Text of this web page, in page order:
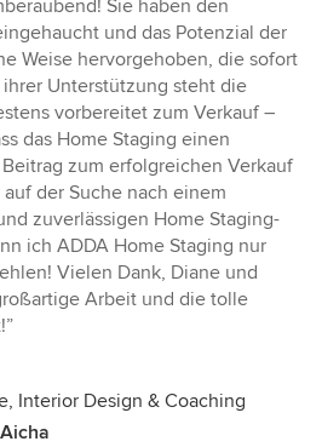
Sie haben den
und das Potenzial der
Weise hervorgehoben, die sofort
Unterstützung steht die
vorbereitet zum Verkauf –
das Home Staging einen
zum erfolgreichen Verkauf
der Suche nach einem
zuverlässigen Home Staging-
ich ADDA Home Staging nur
Vielen Dank, Diane und
Arbeit und die tolle
Interior Design & Coaching